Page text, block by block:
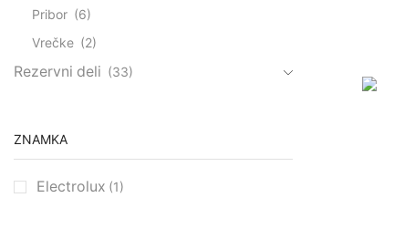
Pribor (6)
Vrečke (2)
Rezervni deli (33)
ZNAMKA
Electrolux (1)